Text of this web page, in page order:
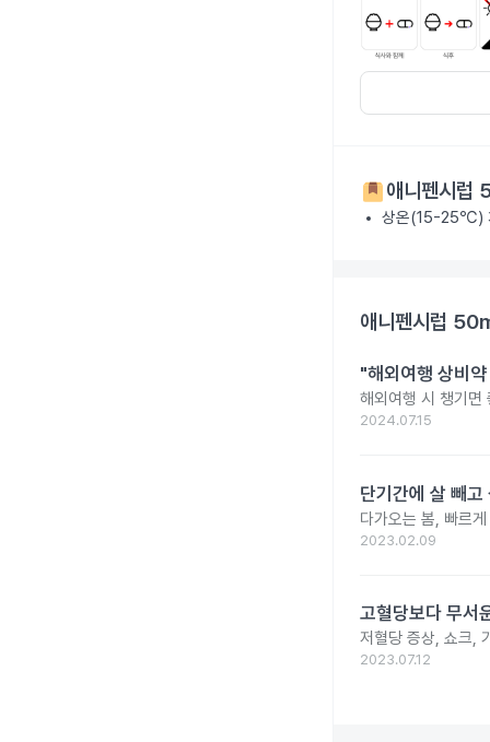
애니펜시럽
상온(15-25℃)
애니펜시럽
"해외여행 상비
해외여행 시 챙기면
2024.07.15
단기간에 살 빼
다가오는 봄, 빠르
2023.02.09
고혈당보다 무서
저혈당 증상, 쇼크,
2023.07.12